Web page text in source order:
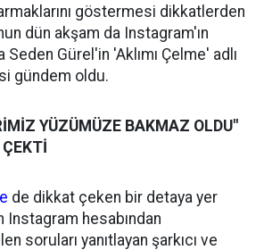
göstermesi dikkatlerden
dün akşam da Instagram'ın
Seden Gürel'in 'Aklımı Çelme' adlı
gündem oldu.
YÜZÜMÜZE BAKMAZ OLDU"
de dikkat çeken bir detaya yer
Instagram hesabından
soruları yanıtlayan şarkıcı ve